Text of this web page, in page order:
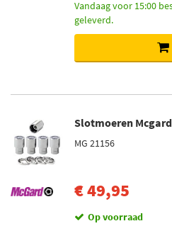
Vandaag voor 15:00
geleverd.
Slotmoeren Mcgard
MG 21156
€ 49,95
Op voorraad